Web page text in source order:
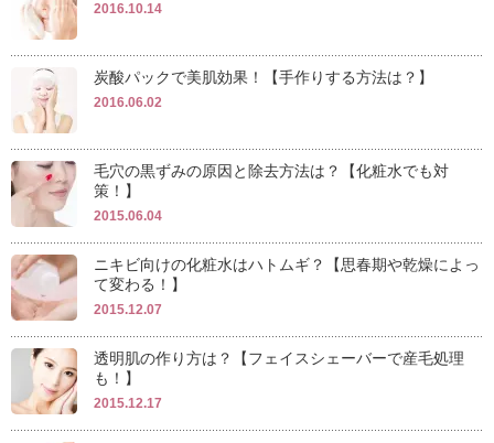
2016.10.14
炭酸パックで美肌効果！【手作りする方法は？】
2016.06.02
毛穴の黒ずみの原因と除去方法は？【化粧水でも対
策！】
2015.06.04
ニキビ向けの化粧水はハトムギ？【思春期や乾燥によっ
て変わる！】
2015.12.07
透明肌の作り方は？【フェイスシェーバーで産毛処理
も！】
2015.12.17